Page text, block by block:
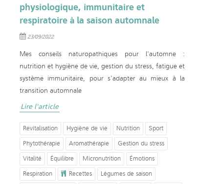
physiologique, immunitaire et
respiratoire à la saison automnale
23/09/2022
Mes conseils naturopathiques pour l'automne :
nutrition et hygiène de vie, gestion du stress, fatigue et
système immunitaire, pour s'adapter au mieux à la
transition automnale
Lire l'article
Revitalisation Hygiène de vie Nutrition
Sport
Phytothérapie
Aromathérapie
Gestion du stress
Vitalité
Équilibre Micronutrition
Émotions
Respiration
Recettes Légumes de saison